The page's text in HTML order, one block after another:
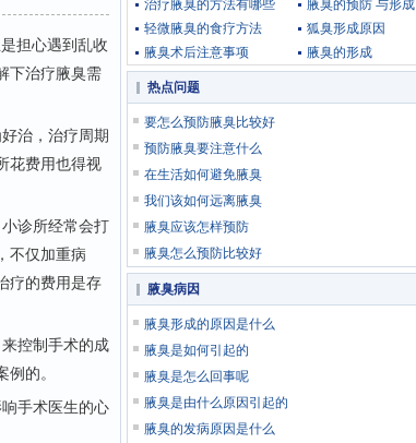
担心遇到乱收
下治疗腋臭需
治，治疗周期
花费用也得视
诊所经常会打
不仅加重病
疗的费用是存
控制手术的成
的。
手术医生的心
治疗腋臭的方法有哪些
腋臭的预防 与形成
轻微腋臭的食疗方法
狐臭形成原因
腋臭术后注意事项
腋臭的形成
热点问题
要怎么预防腋臭比较好
预防腋臭要注意什么
在生活如何避免腋臭
我们该如何远离腋臭
腋臭应该怎样预防
腋臭怎么预防比较好
腋臭病因
腋臭形成的原因是什么
腋臭是如何引起的
腋臭是怎么回事呢
腋臭是由什么原因引起的
腋臭的发病原因是什么